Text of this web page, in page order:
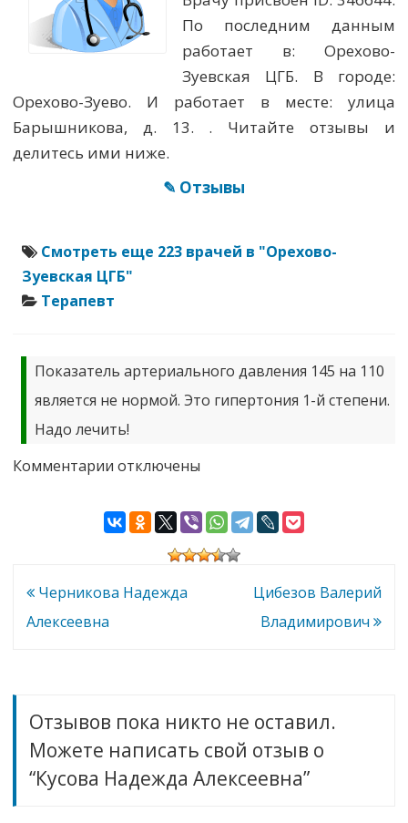
По последним данным
работает в: Орехово-
Зуевcкая ЦГБ. В городе:
Орехово-Зуево. И работает в месте: улица
Барышникова, д. 13. . Читайте отзывы и
делитесь ими ниже.
✎ Отзывы
Смотреть еще 223 врачей в "Орехово-
Зуевcкая ЦГБ"
Терапевт
Показатель артериального давления 145 на 110
является не нормой. Это гипертония 1-й степени.
Надо лечить!
Комментарии к
Надежда
Алексеевна
отключены
Навигация
по
Черникова Надежда
Алексеевна
Цибезов Валерий
Владимирович
Отзывов пока никто не оставил.
Можете написать свой отзыв о
“Кусова Надежда Алексеевна”